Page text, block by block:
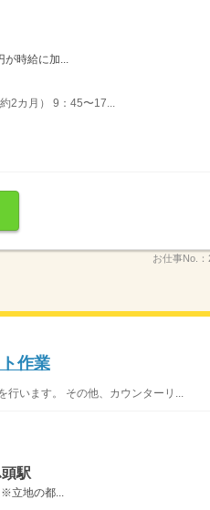
時給に加...
カ月） 9：45〜17...
お仕事No.：
作業
行います。 その他、カウンターリ...
駅
※立地の都...